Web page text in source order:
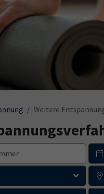
Weitere